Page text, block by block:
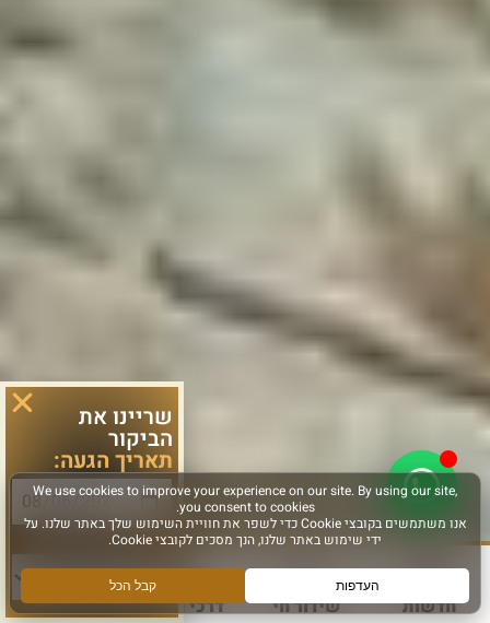
חדשות שידור חי דרכי הגעה עוד
שריינו את
הביקור
תאריך הגעה:
סוג פעילות: